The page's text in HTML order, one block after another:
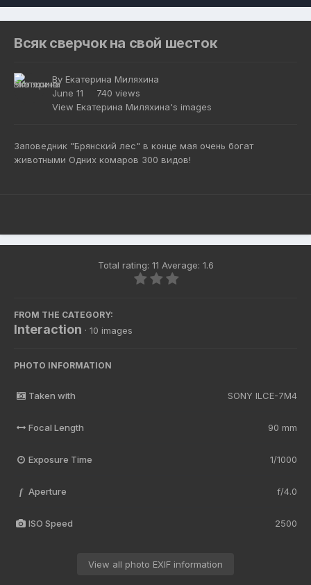
Всяк сверчок на свой шесток
By Екатерина Миляхина
June 11
740 views
View Екатерина Миляхина's images
Заповедник "Брянский лес" в конце мая очень богат
животными Одних комаров 300 видов!
Total rating: 11 Average: 1.6
FROM THE CATEGORY:
Interaction · 10 images
PHOTO INFORMATION
Taken with SONY ILCE-7M4
Focal Length 90 mm
Exposure Time 1/1000
f Aperture f/4.0
ISO Speed 2500
View all photo EXIF information